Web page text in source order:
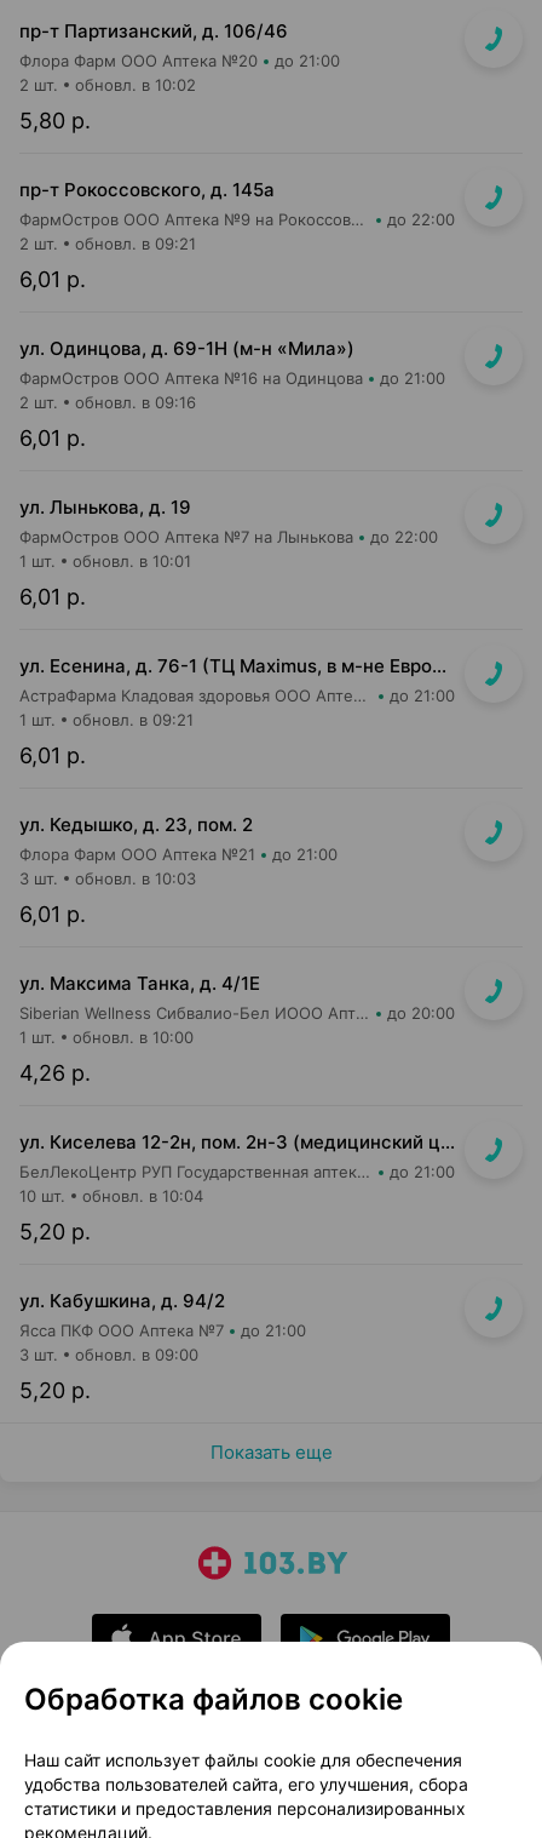
пр-т Партизанский, д. 106/46
Флора Фарм ООО Аптека №20 до 21:00
5,80 р.
2 шт. обновл. в 10:02
пр-т Рокоссовского, д. 145а
ФармОстров ООО Аптека №9 на Рокоссовского до 22:00
6,01 р.
2 шт. обновл. в 09:21
ул. Одинцова, д. 69-1Н (м-н «Мила»)
ФармОстров ООО Аптека №16 на Одинцова до 21:00
6,01 р.
2 шт. обновл. в 09:16
ул. Лынькова, д. 19
ФармОстров ООО Аптека №7 на Лынькова до 22:00
6,01 р.
1 шт. обновл. в 10:01
ул. Есенина, д. 76-1 (ТЦ Maximus, в м-не Евроопт Super)
АстраФарма Кладовая здоровья ООО Аптека №9 до 21:00
6,01 р.
1 шт. обновл. в 09:21
ул. Кедышко, д. 23, пом. 2
Флора Фарм ООО Аптека №21 до 21:00
6,01 р.
3 шт. обновл. в 10:03
ул. Максима Танка, д. 4/1Е
Siberian Wellness Сибвалио-Бел ИООО Аптека №1 до 20:00
4,26 р.
1 шт. обновл. в 10:00
ул. Киселева 12-2н, пом. 2н-3 (медицинский центр "Горизонт", 3 этаж)
БелЛекоЦентр РУП Государственная аптека №52 до 21:00
5,20 р.
10 шт. обновл. в 10:04
ул. Кабушкина, д. 94/2
Ясса ПКФ ООО Аптека №7 до 21:00
5,20 р.
3 шт. обновл. в 09:00
Показать еще
О проекте
Новости проекта
Размещение рекламы
Медицинский маркетинг
Публичный договор
Доставка
Обработка файлов cookie
Наш сайт использует файлы cookie для обеспечения
удобства пользователей сайта, его улучшения, сбора
статистики и предоставления персонализированных
рекомендаций.